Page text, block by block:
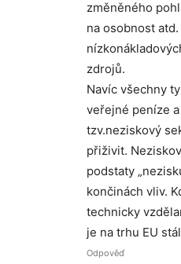
změněného
na osobnost
zdrojů.
Navíc všechny
veřejné peníze
tzv.neziskový
přiživit.
podstaty
končinách vliv.
technicky
je na trhu EU
Odpověď